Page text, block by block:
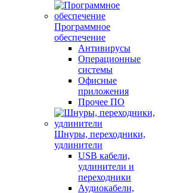
Программное
обеспечение
Антивирусы
Операционные
системы
Офисные
приложения
Прочее ПО
Шнуры, переходники,
удлинители
USB кабели,
удлинители и
переходники
Аудиокабели,